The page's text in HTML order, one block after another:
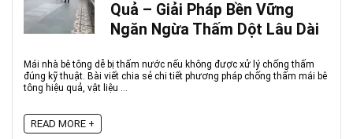
Quả – Giải Pháp Bền Vững
Ngăn Ngừa Thấm Dột Lâu Dài
Mái nhà bê tông dễ bị thấm nước nếu không được xử lý chống thấm
đúng kỹ thuật. Bài viết chia sẻ chi tiết phương pháp chống thấm mái bê
tông hiệu quả, vật liệu ...
READ MORE +